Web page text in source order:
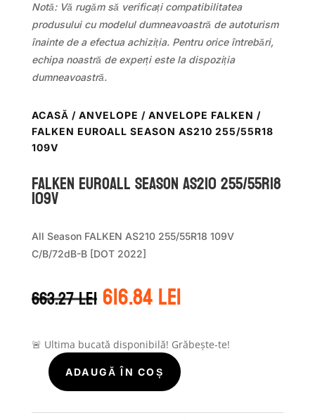
Notă: Vă rugăm să verificați compatibilitatea
produsului cu modelul dumneavoastră de autoturism
înainte de a efectua achiziția. Pentru orice întrebări,
echipa noastră de experți este la dispoziția
dumneavoastră.
ACASĂ / ANVELOPE / ANVELOPE FALKEN /
FALKEN EUROALL SEASON AS210 255/55R18
109V
Falken EUROALL SEASON AS210 255/55R18
109V
All Season FALKEN AS210 255/55R18 109V
C/B/72dB-B [DOT 2022]
663.27leiPrețul
inițial
fost:
663.27 lei.
616.84leiPrețul
curent
616.84 lei.
🚨 Ultima bucată disponibilă! Grăbește-te!
Cantitate
EUROALL
ADAUGĂ ÎN COȘ